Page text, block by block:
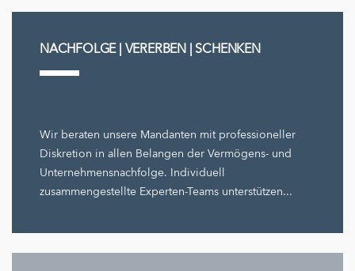
NACHFOLGE | VERERBEN | SCHENKEN
Wir beraten unsere Mandanten mit professioneller
Diskretion in allen Belangen der Vermögens- und
Unternehmensnachfolge. Individuell
zusammengestellte Experten-Teams unterstützen...